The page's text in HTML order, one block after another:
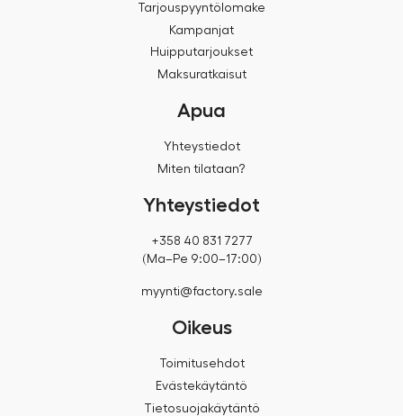
Tarjouspyyntölomake
Kampanjat
Huipputarjoukset
Maksuratkaisut
Apua
Yhteystiedot
Miten tilataan?
Yhteystiedot
+358 40 831 7277
(Ma–Pe 9:00–17:00)
myynti@factory.sale
Oikeus
Toimitusehdot
Evästekäytäntö
Tietosuojakäytäntö